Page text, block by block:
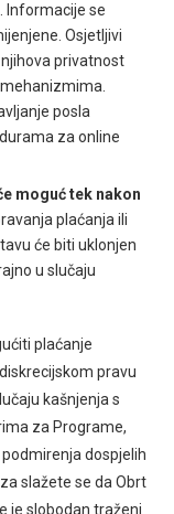
Informacije se
Osjetljivi
privatnost
posla
za online
moguć tek nakon
plaćanja ili
će biti uklonjen
u slučaju
plaćanje
pravu
kašnjenja s
za Programe,
dospjelih
slažete se da Obrt
je slobodan traženi